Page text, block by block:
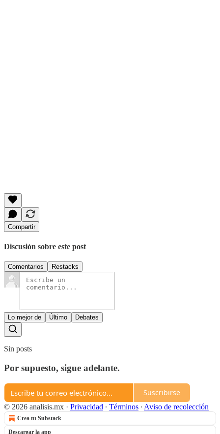
Compartir
Discusión sobre este post
Comentarios Restacks
Lo mejor de Último Debates
Sin posts
Por supuesto, sigue adelante.
Suscribirse
© 2026 analisis.mx · Privacidad ∙ Términos ∙ Aviso de recolección
Crea tu Substack
Descargar la app